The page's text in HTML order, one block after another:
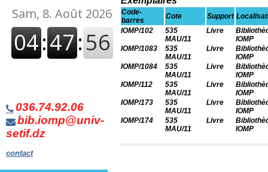
Code-
barres
Cote Support
IOMP/102
535
MAU/11
Livre
IOMP
IOMP/1083
535
MAU/11
Livre
IOMP
IOMP/1084
535
MAU/11
Livre
IOMP
IOMP/112
535
MAU/11
Livre
IOMP
IOMP/173
535
MAU/11
Livre
IOMP
IOMP/174
535
MAU/11
Livre
IOMP
036.74.92.06
bib.iomp@univ-
setif.dz
contact